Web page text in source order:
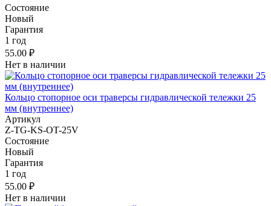
Состояние
Новый
Гарантия
1 год
55.00 ₽
Нет в наличии
Кольцо стопорное оси траверсы гидравлической тележки 25
мм (внутреннее)
Артикул
Z-TG-KS-OT-25V
Состояние
Новый
Гарантия
1 год
55.00 ₽
Нет в наличии